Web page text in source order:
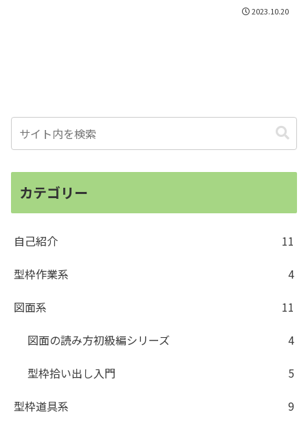
2023.10.20
カテゴリー
自己紹介
11
型枠作業系
4
図面系
11
図面の読み方初級編シリーズ
4
型枠拾い出し入門
5
型枠道具系
9